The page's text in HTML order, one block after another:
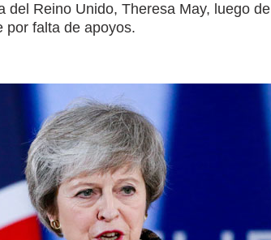
del Reino Unido, Theresa May, luego
por falta de apoyos.